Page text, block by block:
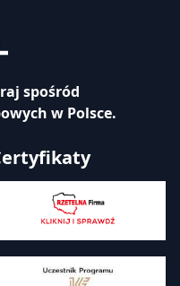
spośród
w Polsce.